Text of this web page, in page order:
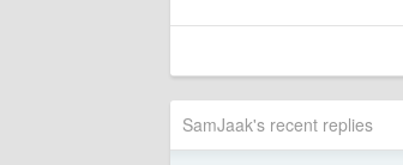
SamJaak's recent replies